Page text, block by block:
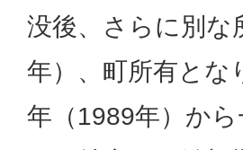
没後、さらに別な
年）、町所有とな
年（1989年）か